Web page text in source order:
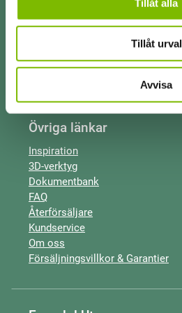
Tillåt alla
Tillåt urval
Avvisa
Glaspartier
Tillbehör uterum
Övriga länkar
Inspiration
3D-verktyg
Dokumentbank
FAQ
Återförsäljare
Kundservice
Om oss
Försäljningsvillkor & Garantier